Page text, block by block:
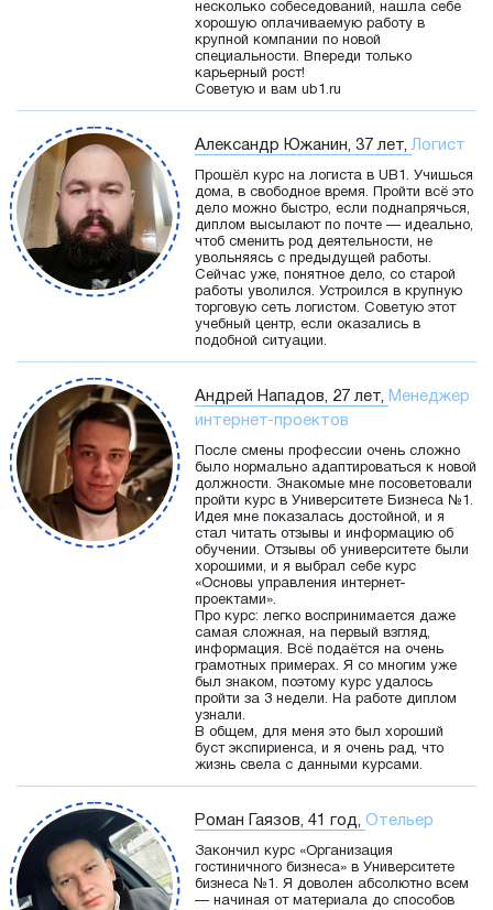
несколько собеседований, нашла себе
хорошую оплачиваемую работу в
крупной компании по новой
специальности. Впереди только
карьерный рост!
Советую и вам ub1.ru
Александр Южанин, 37 лет,Логист
Прошёл курс на логиста в UB1. Учишься
дома, в свободное время. Пройти всё это
дело можно быстро, если поднапрячься,
диплом высылают по почте — идеально,
чтоб сменить род деятельности, не
увольняясь с предыдущей работы.
Сейчас уже, понятное дело, со старой
работы уволился. Устроился в крупную
торговую сеть логистом. Советую этот
учебный центр, если оказались в
подобной ситуации.
Андрей Нападов, 27 лет, Менеджер
интернет-проектов
После смены профессии очень сложно
было нормально адаптироваться к новой
должности. Знакомые мне посоветовали
пройти курс в Университете Бизнеса №1.
Идея мне показалась достойной, и я
стал читать отзывы и информацию об
обучении. Отзывы об университете были
хорошими, и я выбрал себе курс
«Основы управления интернет-
проектами».
Про курс: легко воспринимается даже
самая сложная, на первый взгляд,
информация. Всё подаётся на очень
грамотных примерах. Я со многим уже
был знаком, поэтому курс удалось
пройти за 3 недели. На работе диплом
узнали.
В общем, для меня это был хороший
буст экспириенса, и я очень рад, что
жизнь свела с данными курсами.
Роман Гаязов, 41 год, Отельер
Закончил курс «Организация
гостиничного бизнеса» в Университете
бизнеса №1. Я доволен абсолютно всем
— начиная от материала до способов